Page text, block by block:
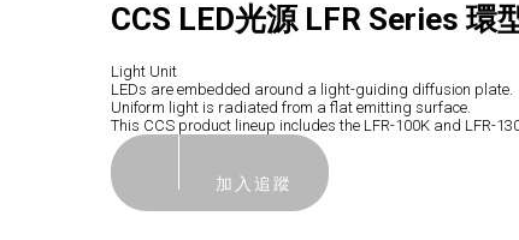
CCS LED光源 LFR Series 環
Light Unit
LEDs are embedded around a light-guiding diffusion plate.
Uniform light is radiated from a flat emitting surface.
This CCS product lineup includes the LFR-100K and LFR-
加入追蹤